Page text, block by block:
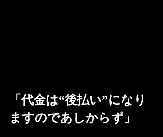
「代金は“後払い”になり
ますのであしからず」